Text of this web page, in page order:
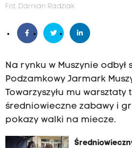
Fot. Damian Radziak
Na rynku w Muszynie odbył
Podzamkowy Jarmark
Towarzyszyłu mu
średniowieczne zabawy i
pokazy walki na miecze.